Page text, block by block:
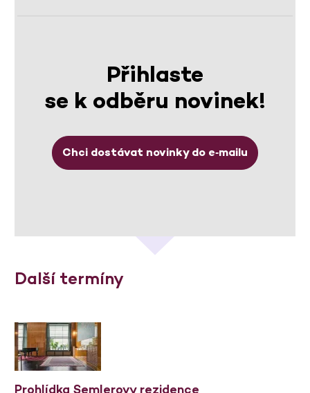
Přihlaste
se k odběru novinek!
Chci dostávat novinky do e‑mailu
Další termíny
Prohlídka Semlerovy rezidence